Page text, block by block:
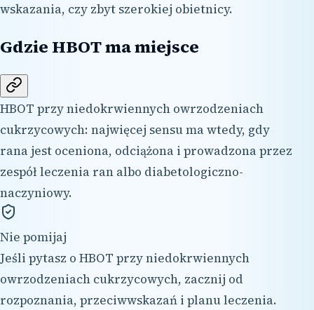
wskazania, czy zbyt szerokiej obietnicy.
Gdzie HBOT ma miejsce
HBOT przy niedokrwiennych owrzodzeniach
cukrzycowych: najwięcej sensu ma wtedy, gdy
rana jest oceniona, odciążona i prowadzona przez
zespół leczenia ran albo diabetologiczno-
naczyniowy.
Nie pomijaj
Jeśli pytasz o HBOT przy niedokrwiennych
owrzodzeniach cukrzycowych, zacznij od
rozpoznania, przeciwwskazań i planu leczenia.